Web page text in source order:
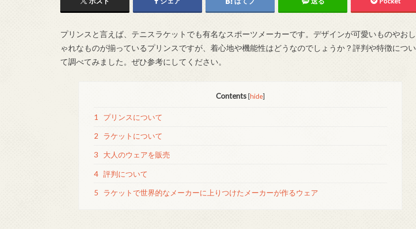
プリンスと言えば、テニスラケットでも有名なスポーツメーカーです。デザインが可愛いものやおし
ゃれなものが揃っているプリンスですが、着心地や機能性はどうなのでしょうか？評判や特徴につい
て調べてみました。ぜひ参考にしてください。
Contents [hide]
1 プリンスについて
2 ラケットについて
3 大人のウェアを販売
4 評判について
5 ラケットで世界的なメーカーに上りつけたメーカーが作るウェア